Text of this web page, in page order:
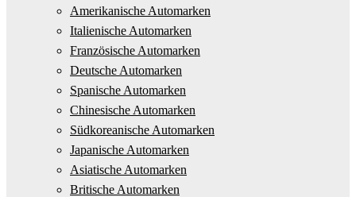
Amerikanische Automarken
Italienische Automarken
Französische Automarken
Deutsche Automarken
Spanische Automarken
Chinesische Automarken
Südkoreanische Automarken
Japanische Automarken
Asiatische Automarken
Britische Automarken